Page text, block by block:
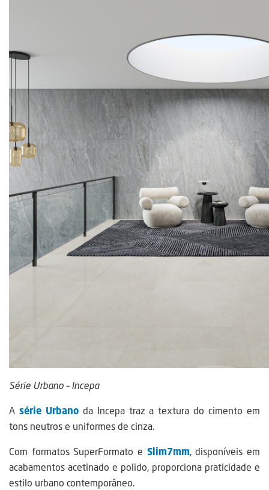
Série Urbano – Incepa
A série Urbanoda Incepa traz a textura do cimento em
tons neutros e uniformes de cinza.
Com formatos SuperFormato e Slim7mm, disponíveis em
acabamentos acetinado e polido, proporciona praticidade e
estilo urbano contemporâneo.